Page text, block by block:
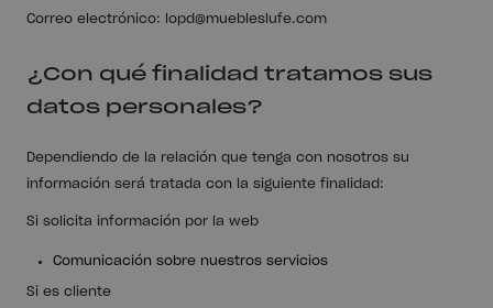
Correo electrónico: lopd@muebleslufe.com
¿Con qué finalidad tratamos sus
datos personales?
Dependiendo de la relación que tenga con nosotros su
información será tratada con la siguiente finalidad:
Si solicita información por la web
Comunicación sobre nuestros servicios
Si es cliente